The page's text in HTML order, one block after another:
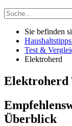
Sie befinden
Test &
Elektroherd
Elektroherd
Überblick